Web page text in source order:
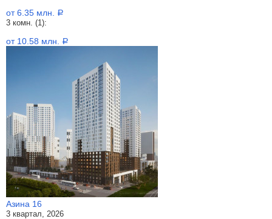
от 6.35 млн. a
3 комн. (1):
от 10.58 млн. a
Азина 16
3 квартал, 2026